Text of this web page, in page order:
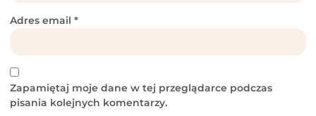
Adres email *
Zapamiętaj moje dane w tej przeglądarce podczas
pisania kolejnych komentarzy.